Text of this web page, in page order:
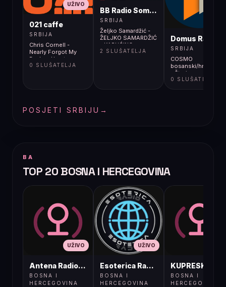
UŽIVO
021 caffe
SRBIJA
Chris Cornell -
Nearly Forgot My
Broken Heart
0 SLUŠATELJA
BB Radio Sombor
SRBIJA
Željko Samardžić -
ŽELJKO SAMARDŽIĆ
- KAPUĆINO
(OFFICIAL VIDEO
2 SLUŠATELJA
Domus Radio
SRBIJA
COSMO
bosanski/hrvatski/
- Što je novog od
ljeta 2026.?
0 SLUŠATELJA
POSJETI SRBIJU →
BA
TOP 20 BOSNA I HERCEGOVINA
UŽIVO
Antena Radio, Jelah Tešanj
BOSNA I
HERCEGOVINA
UŽIVO
Esoterica Radio S1
BOSNA I
HERCEGOVINA
BOSNA I
HERCEGOVINA